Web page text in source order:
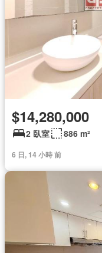
$14,280,000
2 臥室 886 m²
6 日, 14 小時 前